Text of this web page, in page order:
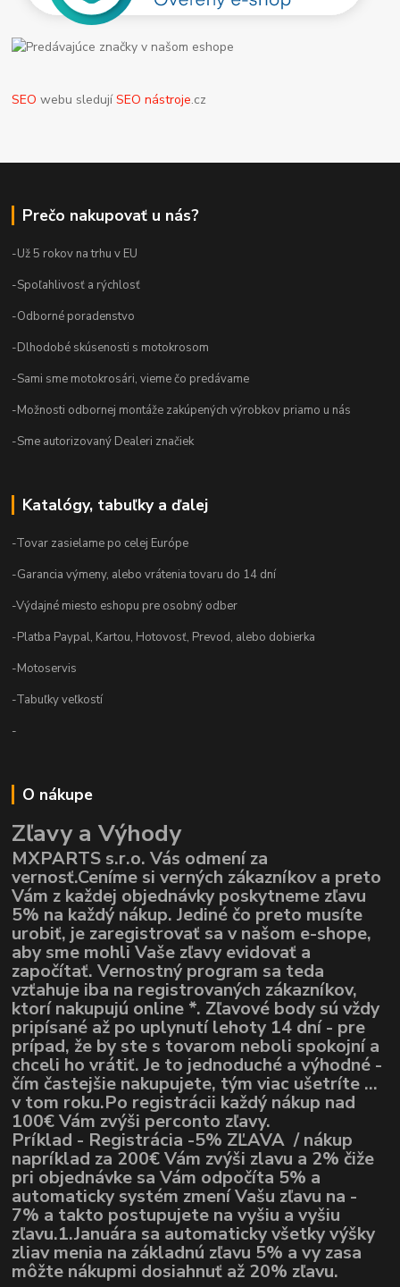
SEO webu sledujíSEO nástroje.cz
Prečo nakupovať u nás?
-Už 5 rokov na trhu v EU
-Spoľahlivosť a rýchlosť
-Odborné poradenstvo
-Dlhodobé skúsenosti s motokrosom
-Sami sme motokrosári, vieme čo predávame
-Možnosti odbornej montáže zakúpených výrobkov priamo u nás
-Sme autorizovaný Dealeri značiek
Katalógy, tabuľky a ďalej
-Tovar zasielame po celej Európe
-Garancia výmeny, alebo vrátenia tovaru do 14 dní
-Výdajné miesto eshopu pre osobný odber
-Platba Paypal, Kartou, Hotovosť, Prevod, alebo dobierka
-Motoservis
-Tabuľky veľkostí
-
O nákupe
Zľavy a Výhody
MXPARTS s.r.o. Vás odmení za
vernosť.Ceníme si verných zákazníkov a preto
Vám z každej objednávky poskytneme zľavu
5% na každý nákup. Jediné čo preto musíte
urobiť, je zaregistrovať sa v našom e-shope,
aby sme mohli Vaše zľavy evidovať a
započítať. Vernostný program sa teda
vzťahuje iba na registrovaných zákazníkov,
ktorí nakupujú online *. Zľavové body sú vždy
pripísané až po uplynutí lehoty 14 dní - pre
prípad, že by ste s tovarom neboli spokojní a
chceli ho vrátiť. Je to jednoduché a výhodné -
čím častejšie nakupujete, tým viac ušetríte ...
v tom roku.Po registrácii každý nákup nad
100€ Vám zvýši perconto zľavy.
Príklad - Registrácia -5% ZĽAVA / nákup
napríklad za 200€ Vám zvýši zlavu a 2% čiže
pri objednávke sa Vám odpočíta 5% a
automaticky systém zmení Vašu zľavu na -
7% a takto postupujete na vyšiu a vyšiu
zľavu.1.Januára sa automaticky všetky výšky
zliav menia na základnú zľavu 5% a vy zasa
môžte nákupmi dosiahnuť až 20% zľavu.